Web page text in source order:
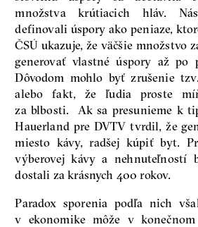
množstva krútiacich hláv.
definovali úspory ako peniaze,
ČSÚ ukazuje, že väčšie množstvo
generovať vlastné úspory až po
Dôvodom mohlo byť zrušenie
alebo fakt, že ľudia proste
za blbosti. Ak sa presunieme k
Hauerland pre DVTV tvrdil, že
miesto kávy, radšej kúpiť byt.
výberovej kávy a nehnuteľností
dostali za krásnych 400 rokov.
Paradox sporenia podľa nich
v ekonomike môže v